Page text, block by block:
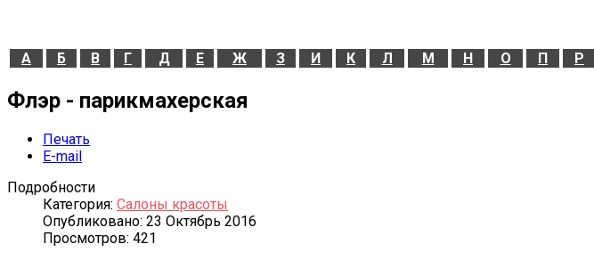
А Б В Г Д Е Ж З И К Л М Н О П Р
Флэр - парикмахерская
Печать
E-mail
Подробности
Категория: Салоны красоты
Опубликовано: 23 Октябрь 2016
Просмотров: 421